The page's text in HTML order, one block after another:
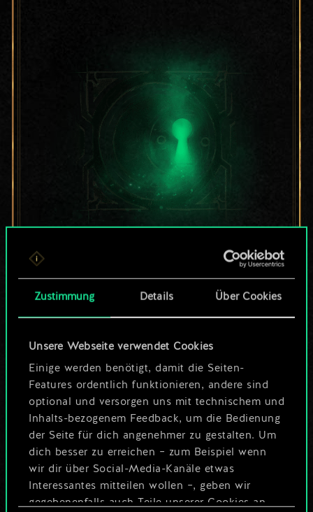
Zustimmung Details Über Cookies
Unsere Webseite verwendet Cookies
Einige werden benötigt, damit die Seiten-
Features ordentlich funktionieren, andere sind
optional und versorgen uns mit technischem und
Inhalts-bezogenem Feedback, um die Bedienung
der Seite für dich angenehmer zu gestalten. Um
dich besser zu erreichen – zum Beispiel wenn
wir dir über Social-Media-Kanäle etwas
Interessantes mitteilen wollen –, geben wir
gegebenenfalls auch Teile unserer Cookies an
Bis jetzt ist dies nur
ein geteilter Satz
Karten.
Wo es doch so viel
mehr sein kann!
Deck benennen und Leitfaden
erstellen
Deck bearbeiten